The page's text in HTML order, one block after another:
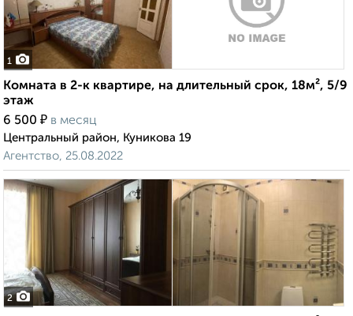
1
Комната в 2-к квартире, на длительный срок, 18м², 5/9
этаж
6 500 ₽ в месяц
Центральный район, Куникова 19
Агентство, 25.08.2022
2